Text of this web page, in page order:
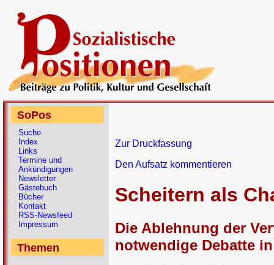
Zur Druckfassung
Den Aufsatz kommentieren
Scheitern als
Die Ablehnung der
notwendige Debatte
SoPos
Suche
Index
Links
Termine und
Ankündigungen
Newsletter
Gästebuch
Bücher
Kontakt
RSS-Newsfeed
Impressum
Themen